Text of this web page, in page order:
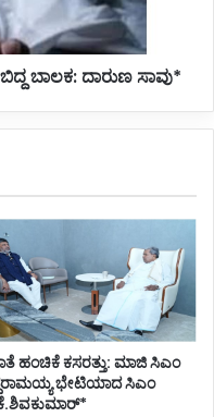
ಬಾಲಕ: ದಾರುಣ ಸಾವು*
ಹಂಚಿಕೆ ಕಸರತ್ತು: ಮಾಜಿ ಸಿಎಂ
ಭೇಟಿಯಾದ ಸಿಎಂ